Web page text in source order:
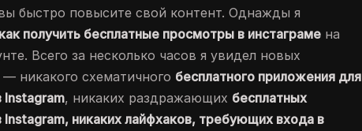
быстро повысите свой контент. Однажды я
как получить бесплатные просмотры в инстаграме на
Всего за несколько часов я увидел новых
никакого схематичного бесплатного приложения для
Instagram, никаких раздражающих бесплатных
Instagram, никаких лайфхаков, требующих входа в